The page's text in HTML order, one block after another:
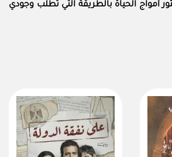
أمواج الحياة بالطريقة التي تطلب وجودي